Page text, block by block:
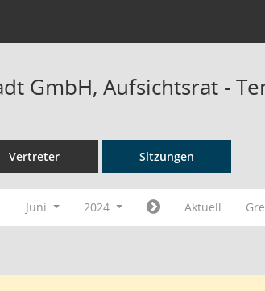
GmbH, Aufsichtsrat -
Vertreter Sitzungen
Juni 2024 Aktuell